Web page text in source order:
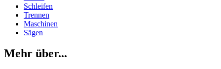
Schleifen
Trennen
Maschinen
Sägen
Mehr über...